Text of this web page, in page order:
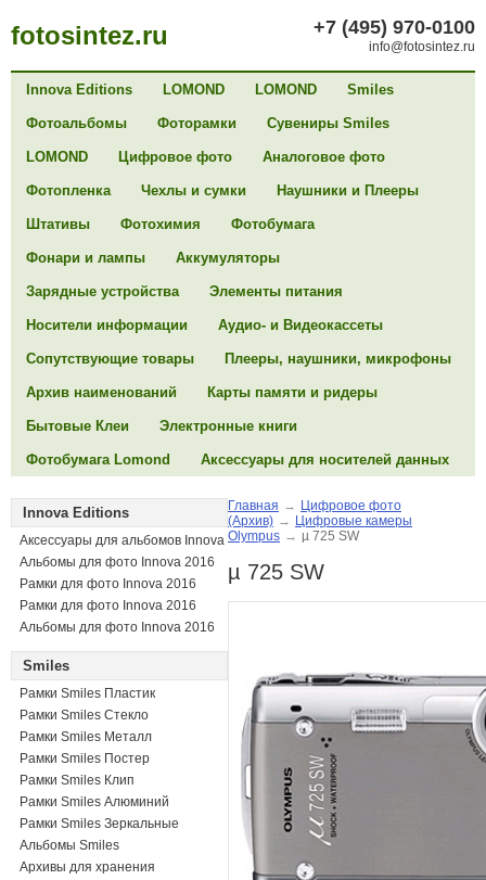
fotosintez.ru +7 (495) 970-0100
info@fotosintez.ru
Innova Editions LOMOND LOMOND Smiles
Фотоальбомы Фоторамки Сувениры Smiles
LOMOND Цифровое фото Аналоговое фото
Фотопленка Чехлы и сумки Наушники и Плееры
Штативы Фотохимия Фотобумага
Фонари и лампы Аккумуляторы
Зарядные устройства Элементы питания
Носители информации Аудио- и Видеокассеты
Сопутствующие товары Плееры, наушники, микрофоны
Архив наименований Карты памяти и ридеры
Бытовые Клеи Электронные книги
Фотобумага Lomond Аксессуары для носителей данных
Innova Editions
Аксессуары для альбомов Innova
Альбомы для фото Innova 2016
Рамки для фото Innova 2016
Рамки для фото Innova 2016
Альбомы для фото Innova 2016
Smiles
Рамки Smiles Пластик
Рамки Smiles Стекло
Рамки Smiles Металл
Рамки Smiles Постер
Рамки Smiles Клип
Рамки Smiles Алюминий
Рамки Smiles Зеркальные
Альбомы Smiles
Архивы для хранения
Главная → Цифровое фото
(Архив) → Цифровые камеры
Olympus → µ 725 SW
µ 725 SW